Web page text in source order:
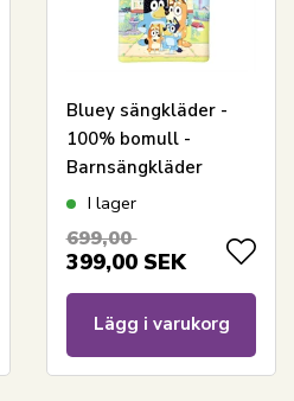
Bluey sängkläder -
100% bomull -
Barnsängkläder
140x200 cm - Bluey
baksida
I lager
699,00
399,00 SEK
Lägg i varukorg